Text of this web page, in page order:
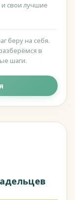
свои лучшие
беру на себя.
в
шаги.